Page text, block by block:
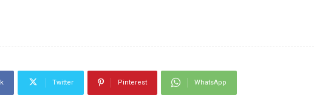
Twitter Pinterest WhatsApp